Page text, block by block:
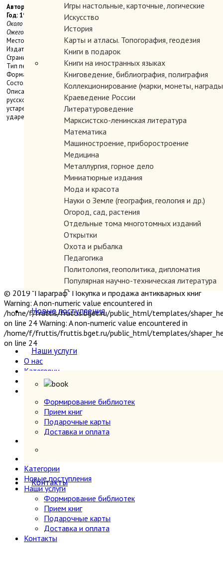
Игры настольные, карточные, логические
Искусство
История
Карты и атласы. Топогорафия, геодезия
Книги в подарок
Книги на иностранных языках
Книговедение, библиография, полиграфия
Коллекционирование (марки, монеты,
Краеведение России
Литературоведение
Марксистско-ленинская литература
Математика
Машиностроение, приборостроение
Медицина
Металлургия, горное дело
Миниатюрные издания
Мода и красота
Науки о Земле (география, геология и др.)
Огород, сад, растения
Отдельные тома многотомных изданий
Открытки
Охота и рыбалка
Педагогика
Политология, геополитика, дипломатия
Популярная научно-техническая литература
Промышленность, производство
Психология
Путешествия. Географические открытия
Религия
Сатира и юмор
Секс и эротика
Собрания сочинений
Спорт и физкультура
Транспорт
Учебники и самоучители иностранных языков
Химия, хим. производство
Хобби и увлечения
Художественная литература
Экономика, политэкономия
Электроника, электротехника, радио и связь
Энергетика
Новые поступления
Наши услуги
Формирование библиотек
Прием книг
Подарочные карты
Доставка и оплата
Контакты
Автор:
Год: 1969
Около 104 000 слов. Издание 9-е. Под редакцией С.Г. Бархударова, С.И.
Ожегова, А.Б. Шапиро
Место издания: М.
Издательство: Советская энциклопедия
Страниц: 520 с.
Тип переплета: Твердый
Формат книги: Стандартный
Состояние: Хорошее-удовлетворительное. Трещина блока.
Описание: В словарь включено около 104 тыс. слов современного
русского литературного языка, просторечные, диалектные, некоторые
устарелые слова, а также научно-технические термины. Указаны
ударения слов и их форм.
© 2019 "Параграф" Покупка и продажа антикварных книг
Warning: A non-numeric value encountered in
/home/f/fruttis/fruttis.bget.ru/public_html/templates/
on line 24 Warning: A non-numeric value encountered in
/home/f/fruttis/fruttis.bget.ru/public_html/templates/
on line 24
О нас
Категории
Новые поступления
Формирование библиотек
Прием книг
Подарочные карты
Доставка и оплата
Категории
Новые поступления
Наши услуги
Формирование библиотек
Прием книг
Подарочные карты
Доставка и оплата
Контакты